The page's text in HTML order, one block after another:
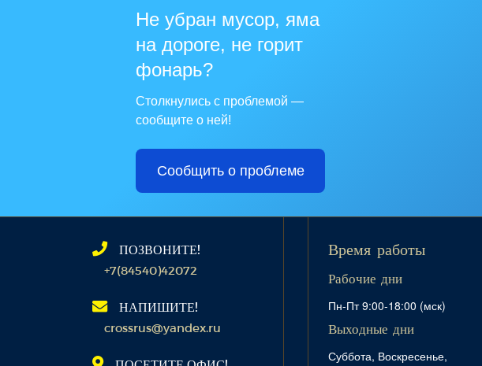
Не убран мусор, яма
на дороге, не горит
фонарь?
Столкнулись с проблемой —
сообщите о ней!
Сообщить о проблеме
ПОЗВОНИТЕ!
+7(84540)42072
НАПИШИТЕ!
crossrus@yandex.ru
Время работы
Рабочие дни
Пн-Пт 9:00-18:00 (мск)
Выходные дни
Суббота, Воскресенье,